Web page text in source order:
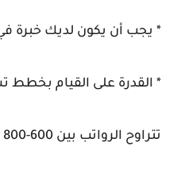
* يجب أن يكون لديك خبرة في
* القدرة على القيام بخطط
تتراوح الرواتب بين 600-800